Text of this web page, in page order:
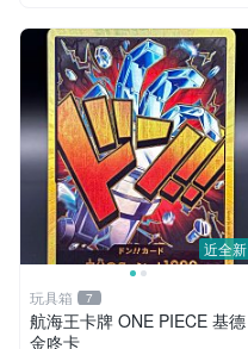
近全新
玩具箱 7
航海王卡牌 ONE PIECE 基德
金咚卡